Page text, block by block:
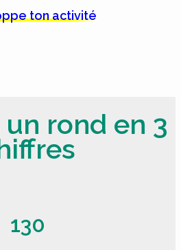
tonactivité
rond en 3
130